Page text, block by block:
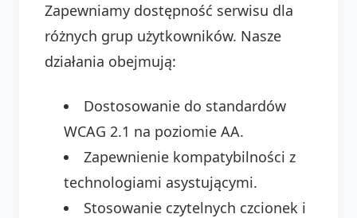
Zapewniamy dostępność serwisu dla
różnych grup użytkowników. Nasze
działania obejmują:
Dostosowanie do standardów
WCAG 2.1 na poziomie AA.
Zapewnienie kompatybilności z
technologiami asystującymi.
Stosowanie czytelnych czcionek i